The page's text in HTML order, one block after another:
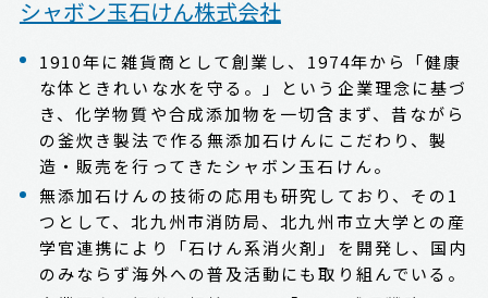
シャボン玉石けん株式会社
1910年に雑貨商として創業し、1974年から「健康
な体ときれいな水を守る。」という企業理念に基づ
き、化学物質や合成添加物を一切含まず、昔ながら
の釜炊き製法で作る無添加石けんにこだわり、製
造・販売を行ってきたシャボン玉石けん。
無添加石けんの技術の応用も研究しており、その1
つとして、北九州市消防局、北九州市立大学との産
学官連携により「石けん系消火剤」を開発し、国内
のみならず海外への普及活動にも取り組んでいる。